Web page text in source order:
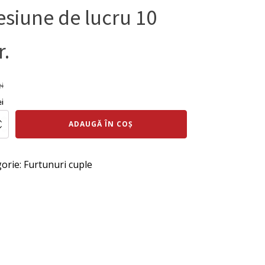
de lucru 10
lei.
Prețul
este:
ADAUGĂ ÎN COȘ
Furtunuri cuple